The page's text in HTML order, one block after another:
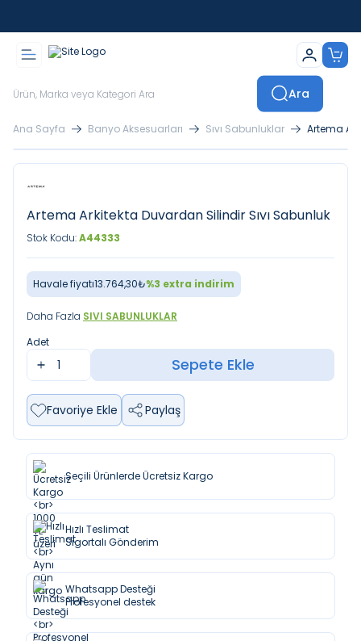
Ara
Ana Sayfa Banyo Aksesuarları Sıvı Sabunluklar Artema
Artema Arkitekta Duvardan Silindir Sıvı Sabunluk
Stok Kodu:A44333
Havale fiyatı13.764,30₺%3 extra indirim
Daha Fazla SIVI SABUNLUKLAR
Adet
Sepete Ekle
Favoriye Ekle Paylaş
Seçili Ürünlerde Ücretsiz Kargo
Hızlı Teslimat
Sigortalı Gönderim
Whatsapp Desteği
Profesyonel destek